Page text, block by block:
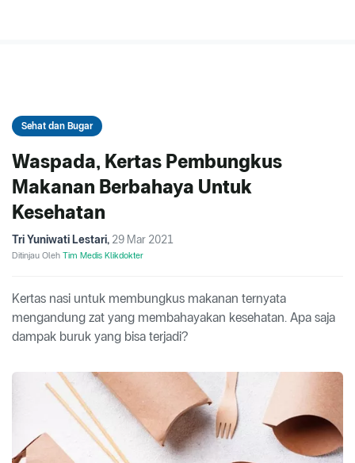
Sehat dan Bugar
Waspada, Kertas Pembungkus
Makanan Berbahaya Untuk
Kesehatan
Tri Yuniwati Lestari, 29 Mar 2021
Ditinjau Oleh Tim Medis Klikdokter
Kertas nasi untuk membungkus makanan ternyata
mengandung zat yang membahayakan kesehatan. Apa saja
dampak buruk yang bisa terjadi?